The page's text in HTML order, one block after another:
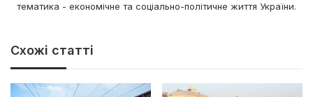
тематика - економічне та соціально-політичне життя України.
Схожі статті